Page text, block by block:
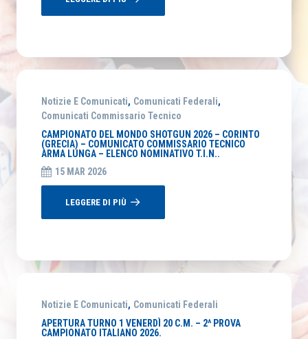
Notizie E Comunicati, Comunicati Federali,
Comunicati Commissario Tecnico
CAMPIONATO DEL MONDO SHOTGUN 2026 – CORINTO
(GRECIA) – COMUNICATO COMMISSARIO TECNICO
ARMA LUNGA – ELENCO NOMINATIVO T.I.N..
15 MAR 2026
LEGGERE DI PIÙ
Notizie E Comunicati, Comunicati Federali
APERTURA TURNO 1 VENERDÌ 20 C.M. – 2^ PROVA
CAMPIONATO ITALIANO 2026.